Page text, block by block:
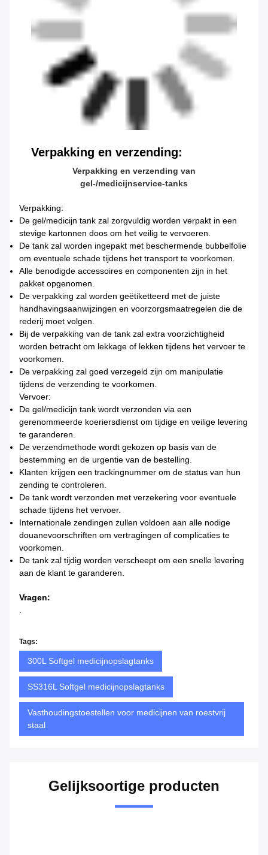
Verpakking en verzending:
Verpakking en verzending van
gel-/medicijnservice-tanks
Verpakking:
De gel/medicijn tank zal zorgvuldig worden verpakt in een
stevige kartonnen doos om het veilig te vervoeren.
De tank zal worden ingepakt met beschermende bubbelfolie
om eventuele schade tijdens het transport te voorkomen.
Alle benodigde accessoires en componenten zijn in het
pakket opgenomen.
De verpakking zal worden geëtiketteerd met de juiste
handhavingsaanwijzingen en voorzorgsmaatregelen die de
rederij moet volgen.
Bij de verpakking van de tank zal extra voorzichtigheid
worden betracht om lekkage of lekken tijdens het vervoer te
voorkomen.
De verpakking zal goed verzegeld zijn om manipulatie
tijdens de verzending te voorkomen.
Vervoer:
De gel/medicijn tank wordt verzonden via een
gerenommeerde koeriersdienst om tijdige en veilige levering
te garanderen.
De verzendmethode wordt gekozen op basis van de
bestemming en de urgentie van de bestelling.
Klanten krijgen een trackingnummer om de status van hun
zending te controleren.
De tank wordt verzonden met verzekering voor eventuele
schade tijdens het vervoer.
Internationale zendingen zullen voldoen aan alle nodige
douanevoorschriften om vertragingen of complicaties te
voorkomen.
De tank zal tijdig worden verscheept om een snelle levering
aan de klant te garanderen.
Vragen:
.
Tags:
300L Softgel medicijnopslagtanks
SS316L Softgel medicijnopslagtanks
Vasthoudingstoestellen voor medicijnen van roestvrij
staal
Gelijksoortige producten